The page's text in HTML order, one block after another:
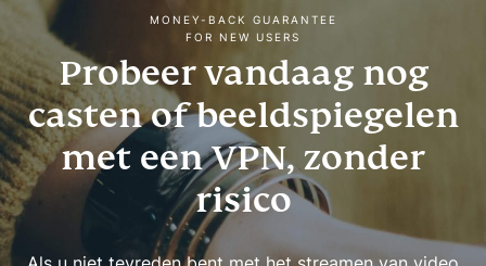
MONEY-BACK GUARANTEE
FOR NEW USERS
Probeer vandaag nog
casten of beeldspiegelen
met een VPN, zonder
risico